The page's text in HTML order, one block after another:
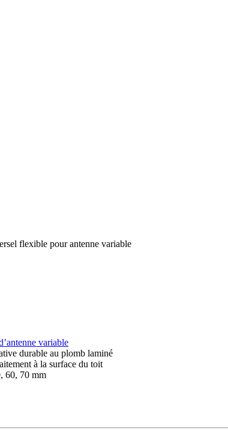
flexible pour antenne variable
variable
durable au plomb laminé
à la surface du toit
60, 70 mm